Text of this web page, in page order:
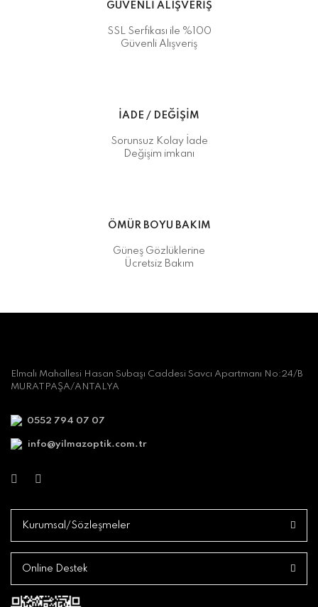
GÜVENLİ ALIŞVERİŞ
SSL Serfikası ile %100
Güvenli Alışveriş
İADE / DEĞİŞİM
Sorunsuz Kolay İade
Değişim imkanı
ÖMÜR BOYU BAKIM
Güneş Gözlüklerine
Ücretsiz Bakım
Elmalı Mahallesi Hasan Subaşı Caddesi Savcı Apartmanı No:24/B
MURATPAŞA/ANTALYA
0552 794 07 07
info@yilmazoptik.com.tr
Kurumsal/Sözleşmeler
Online Destek